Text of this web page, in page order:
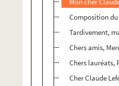
Composition du
Tardivement,
Chers amis,
Chers lauréats,
Cher Claude